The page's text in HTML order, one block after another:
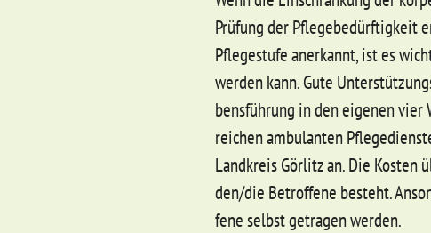
Prüfung der Pfle­ge­bedürf­tig­keit
Pfle­ge­stu­fe anerkannt, ist es
wer­den kann. Gu­te
bensführung in den ei­ge­nen
rei­chen am­bu­lan­ten
Land­kreis Görlitz an. Die Kos­ten
den/die Be­trof­fe­ne be­steht.
fe­ne selbst getragen wer­den.